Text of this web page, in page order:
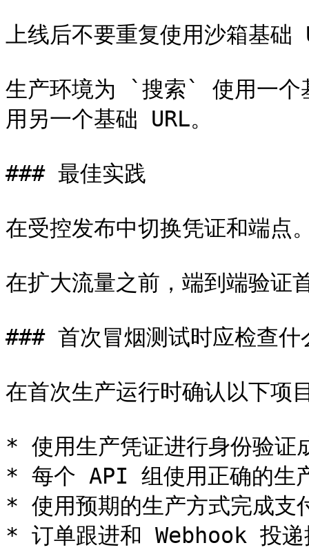
上线后不要重复使用沙箱基础
生产环境为 `搜索` 使用一个
用另一个基础 URL。
### 最佳实践
在受控发布中切换凭证和端点
在扩大流量之前，端到端验证
### 首次冒烟测试时应检查什
在首次生产运行时确认以下项
* 使用生产凭证进行身份验证
* 每个 API 组使用正确的生
* 使用预期的生产方式完成支
* 订单跟进和 Webhook 投递